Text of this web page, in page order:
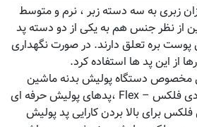
زبری به سه دسته زبر ، نرم و متوسط
از نظر جنس هم به یکی از دو دسته پد
بره تعلق دارند. در صورت نگهداری
از این پد ها استفاده کرد.
مخصوص دستگاه پولیش بدنه ماشین
سایز ۸۰ میلی متر دو عددی فلکس – Flex ،پدهای پولیش حرفه ای
برای بالا بردن کارایی پد پولیش